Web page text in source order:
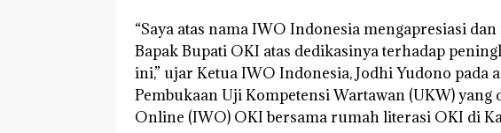
“Saya atas nama IWO Indonesia mengapresiasi
Bapak Bupati OKI atas dedikasinya terhadap
ini,” ujar Ketua IWO Indonesia, Jodhi Yudono pada
Pembukaan Uji Kompetensi Wartawan (UKW)
Online (IWO) OKI bersama rumah literasi OKI di